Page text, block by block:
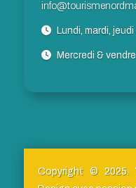
Lundi, mardi, jeudi
Mercredi &
Copyright © 2025.